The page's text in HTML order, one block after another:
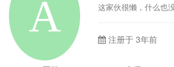
这家伙很懒，什么也
注册于 3年前